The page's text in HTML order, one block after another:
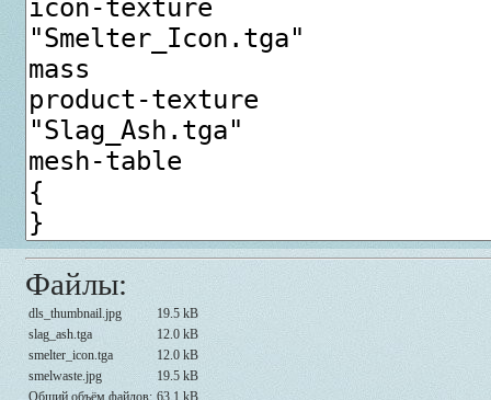
Файлы:
dls_thumbnail.jpg
19.5 kB
slag_ash.tga
12.0 kB
smelter_icon.tga
12.0 kB
smelwaste.jpg
19.5 kB
Общий объём файлов: 63.1 kB